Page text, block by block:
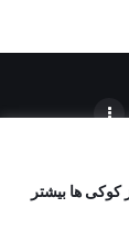
کوکی ها بیشتر